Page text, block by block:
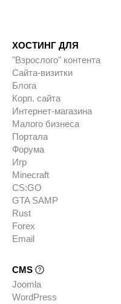
ХОСТИНГ ДЛЯ
"Взрослого" контента
Сайта-визитки
Блога
Корп. сайта
Интернет-магазина
Малого бизнеса
Портала
Форума
Игр
Minecraft
CS:GO
GTA SAMP
Rust
Forex
Email
CMS
Joomla
WordPress